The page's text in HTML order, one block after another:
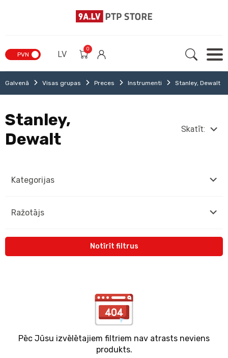
PVN LV
0
Galvenā Visas grupas Preces Instrumenti Stanley, Dewalt
Kategorijas
Ražotājs
Notīrīt filtrus
Stanley,
Dewalt
Skatīt:
Pēc Jūsu izvēlētajiem filtriem nav atrasts neviens
produkts.